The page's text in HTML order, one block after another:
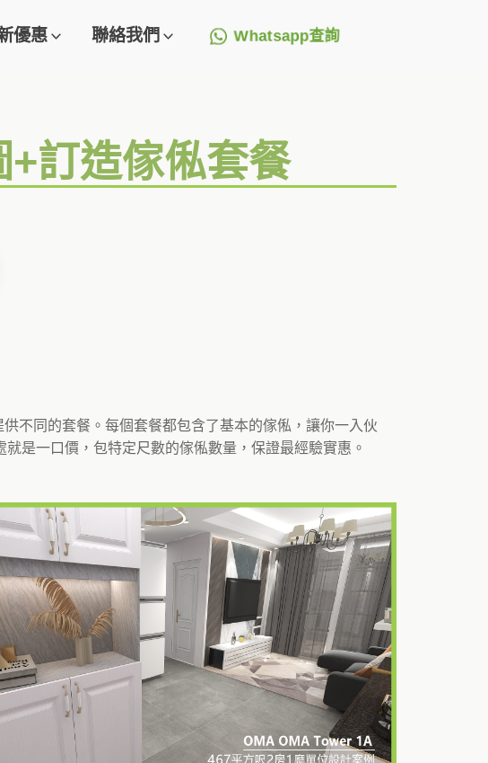
優惠 聯絡我們 Whatsapp查詢
訂造傢俬套餐
不同的套餐。每個套餐都包含了基本的傢俬，讓你一入伙
是一口價，包特定尺數的傢俬數量，保證最經驗實惠。